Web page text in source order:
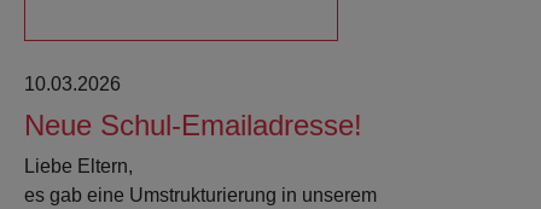
10.03.2026
Neue Schul-Emailadresse!
Liebe Eltern,
es gab eine Umstrukturierung in unserem